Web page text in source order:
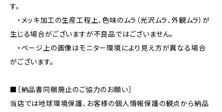
す。
・メッキ加工の生産工程上、色味のムラ（光沢ムラ、外観ムラ）が
生じる場合がございますが不良品ではございません。
・ページ上の画像はモニター環境により見え方が異なる場合
がございます。
■［納品書同梱廃止のご協力のお願い］
当店では地球環境保護、お客様の個人情報保護の観点から納品